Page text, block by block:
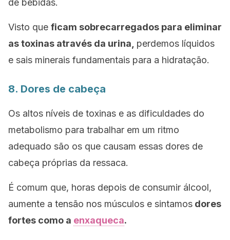
de bebidas.
Visto que ficam sobrecarregados para eliminar
as toxinas através da urina, perdemos líquidos
e sais minerais fundamentais para a hidratação.
8. Dores de cabeça
Os altos níveis de toxinas e as dificuldades do
metabolismo para trabalhar em um ritmo
adequado são os que causam essas dores de
cabeça próprias da ressaca.
É comum que, horas depois de consumir álcool,
aumente a tensão nos músculos e sintamos dores
fortes como a enxaqueca.